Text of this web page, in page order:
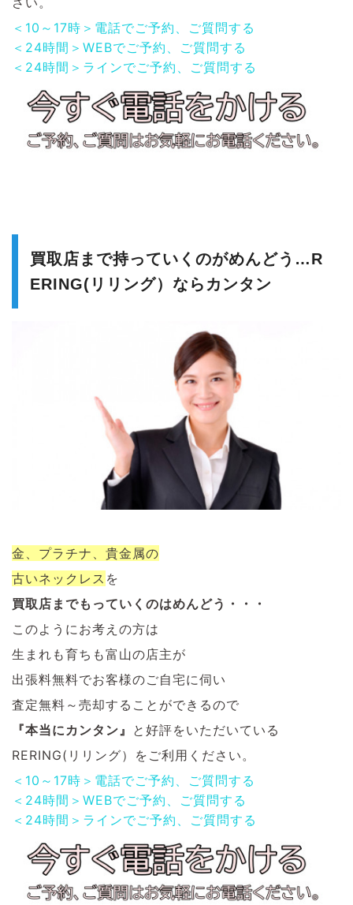
＜10～17時＞電話でご予約、ご質問する
＜24時間＞WEBでご予約、ご質問する
＜24時間＞ラインでご予約、ご質問する
買取店まで持っていくのがめんどう…R
ERING(リリング）ならカンタン
金、プラチナ、貴金属の
古いネックレス を
買取店までもっていくのはめんどう・・・
このようにお考えの方は
生まれも育ちも富山の店主が
出張料無料でお客様のご自宅に伺い
査定無料～売却することができるので
『本当にカンタン』 と好評をいただいている
RERING(リリング）をご利用ください。
＜10～17時＞電話でご予約、ご質問する
＜24時間＞WEBでご予約、ご質問する
＜24時間＞ラインでご予約、ご質問する